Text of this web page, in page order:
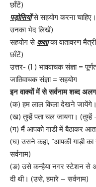
छाँटें)
पड़ोसियोंसे सहयोग
उनका भेद लिखें)
सहयोग से कक्षाका वातावरण
छाँटें)
उत्तर- (1 ) भाववाचक संज्ञा =
जातिवाचक संज्ञा = सहयोग
इन वाक्यों में से सर्वनाम शब्द
(क) हम लाल किला देखने जायेंगे।
(ख) तुम्हें पता चल जायगा। (तुम्हें
(ग) मैं आपको गाडी में बैठाकर
(घ) उसने कहा, “आपकी गाड़ी
सर्वनाम)
(ङ) उसे कन्हैया नगर स्टेशन से
दी थी। (उसे, हमारे – सर्वनाम)